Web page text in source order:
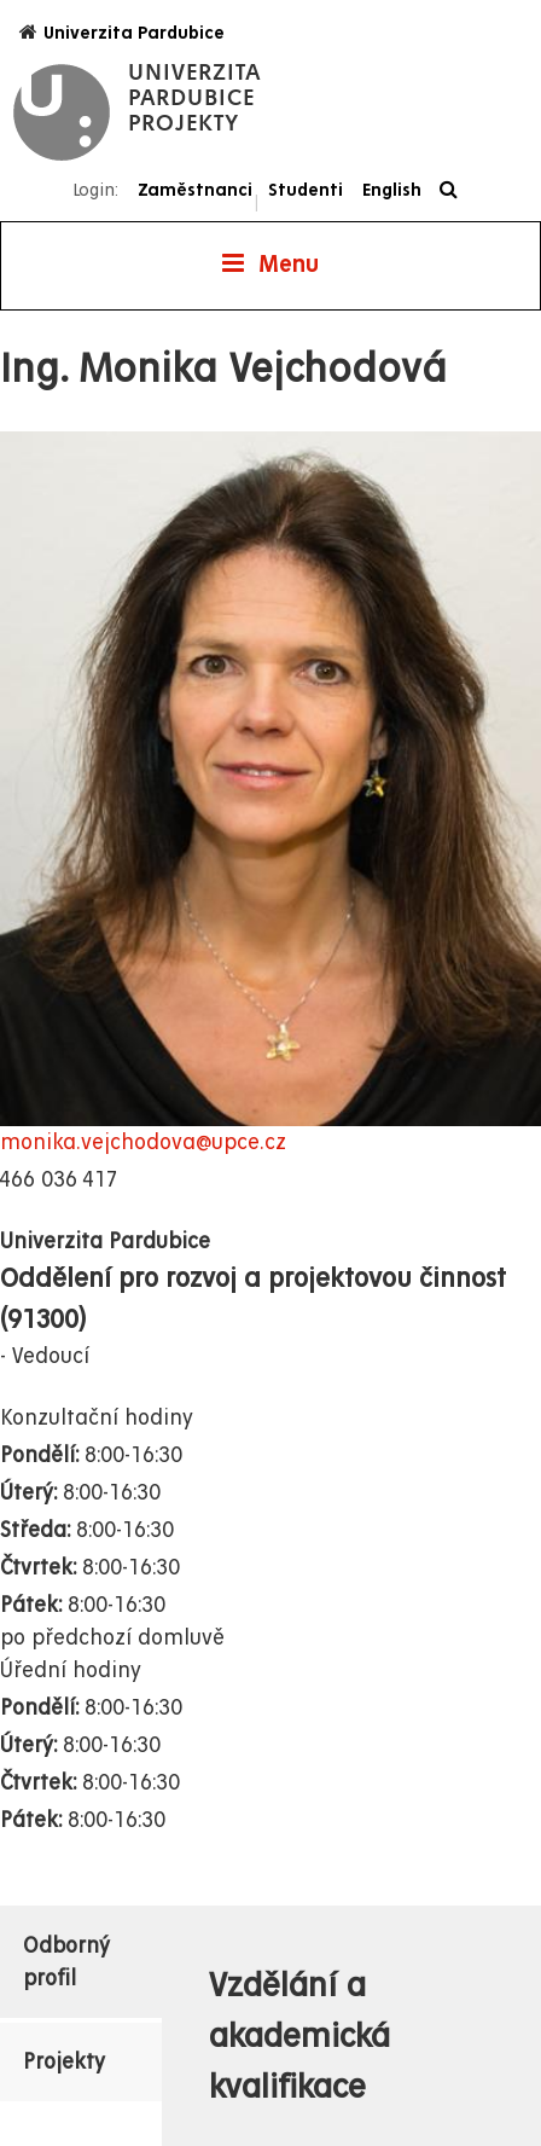
hlavnímu
obsahu
UNIVERZITA
PARDUBICE
PROJEKTY
Univerzita Pardubice
Login: Zaměstnanci
|
Studenti English
Menu
Ing. Monika Vejchodová
monika.vejchodova@upce.cz
466 036 417
Univerzita Pardubice
Oddělení pro rozvoj a projektovou činnost
(91300)
Vedoucí
Konzultační hodiny
Pondělí: 8:00-16:30
Úterý: 8:00-16:30
Středa: 8:00-16:30
Čtvrtek: 8:00-16:30
Pátek: 8:00-16:30
po předchozí domluvě
Úřední hodiny
Pondělí: 8:00-16:30
Úterý: 8:00-16:30
Čtvrtek: 8:00-16:30
Pátek: 8:00-16:30
Odborný
profil
Projekty
Vzdělání a
akademická
kvalifikace